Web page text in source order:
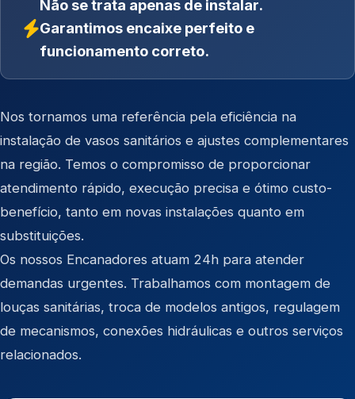
Não se trata apenas de instalar.
Garantimos encaixe perfeito e
funcionamento correto.
Nos tornamos uma referência pela eficiência na
instalação de vasos sanitários e ajustes complementares
na região. Temos o compromisso de proporcionar
atendimento rápido, execução precisa e ótimo custo-
benefício, tanto em novas instalações quanto em
substituições.
Os nossos Encanadores atuam 24h para atender
demandas urgentes. Trabalhamos com montagem de
louças sanitárias, troca de modelos antigos, regulagem
de mecanismos, conexões hidráulicas e outros serviços
relacionados.